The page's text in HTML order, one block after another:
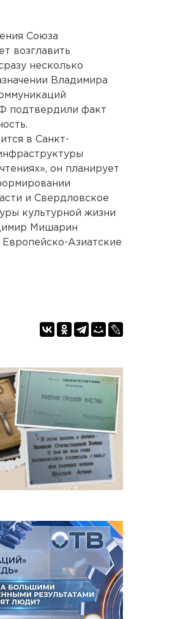
Союза
возглавить
несколько
Владимира
подтвердили факт
в Санкт-
он планирует
и Свердловское
культурной жизни
Мишарин
Азиатские